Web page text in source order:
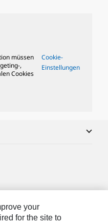
müssen
,
Cookies
Cookie-
Einstellungen
your
for the site to